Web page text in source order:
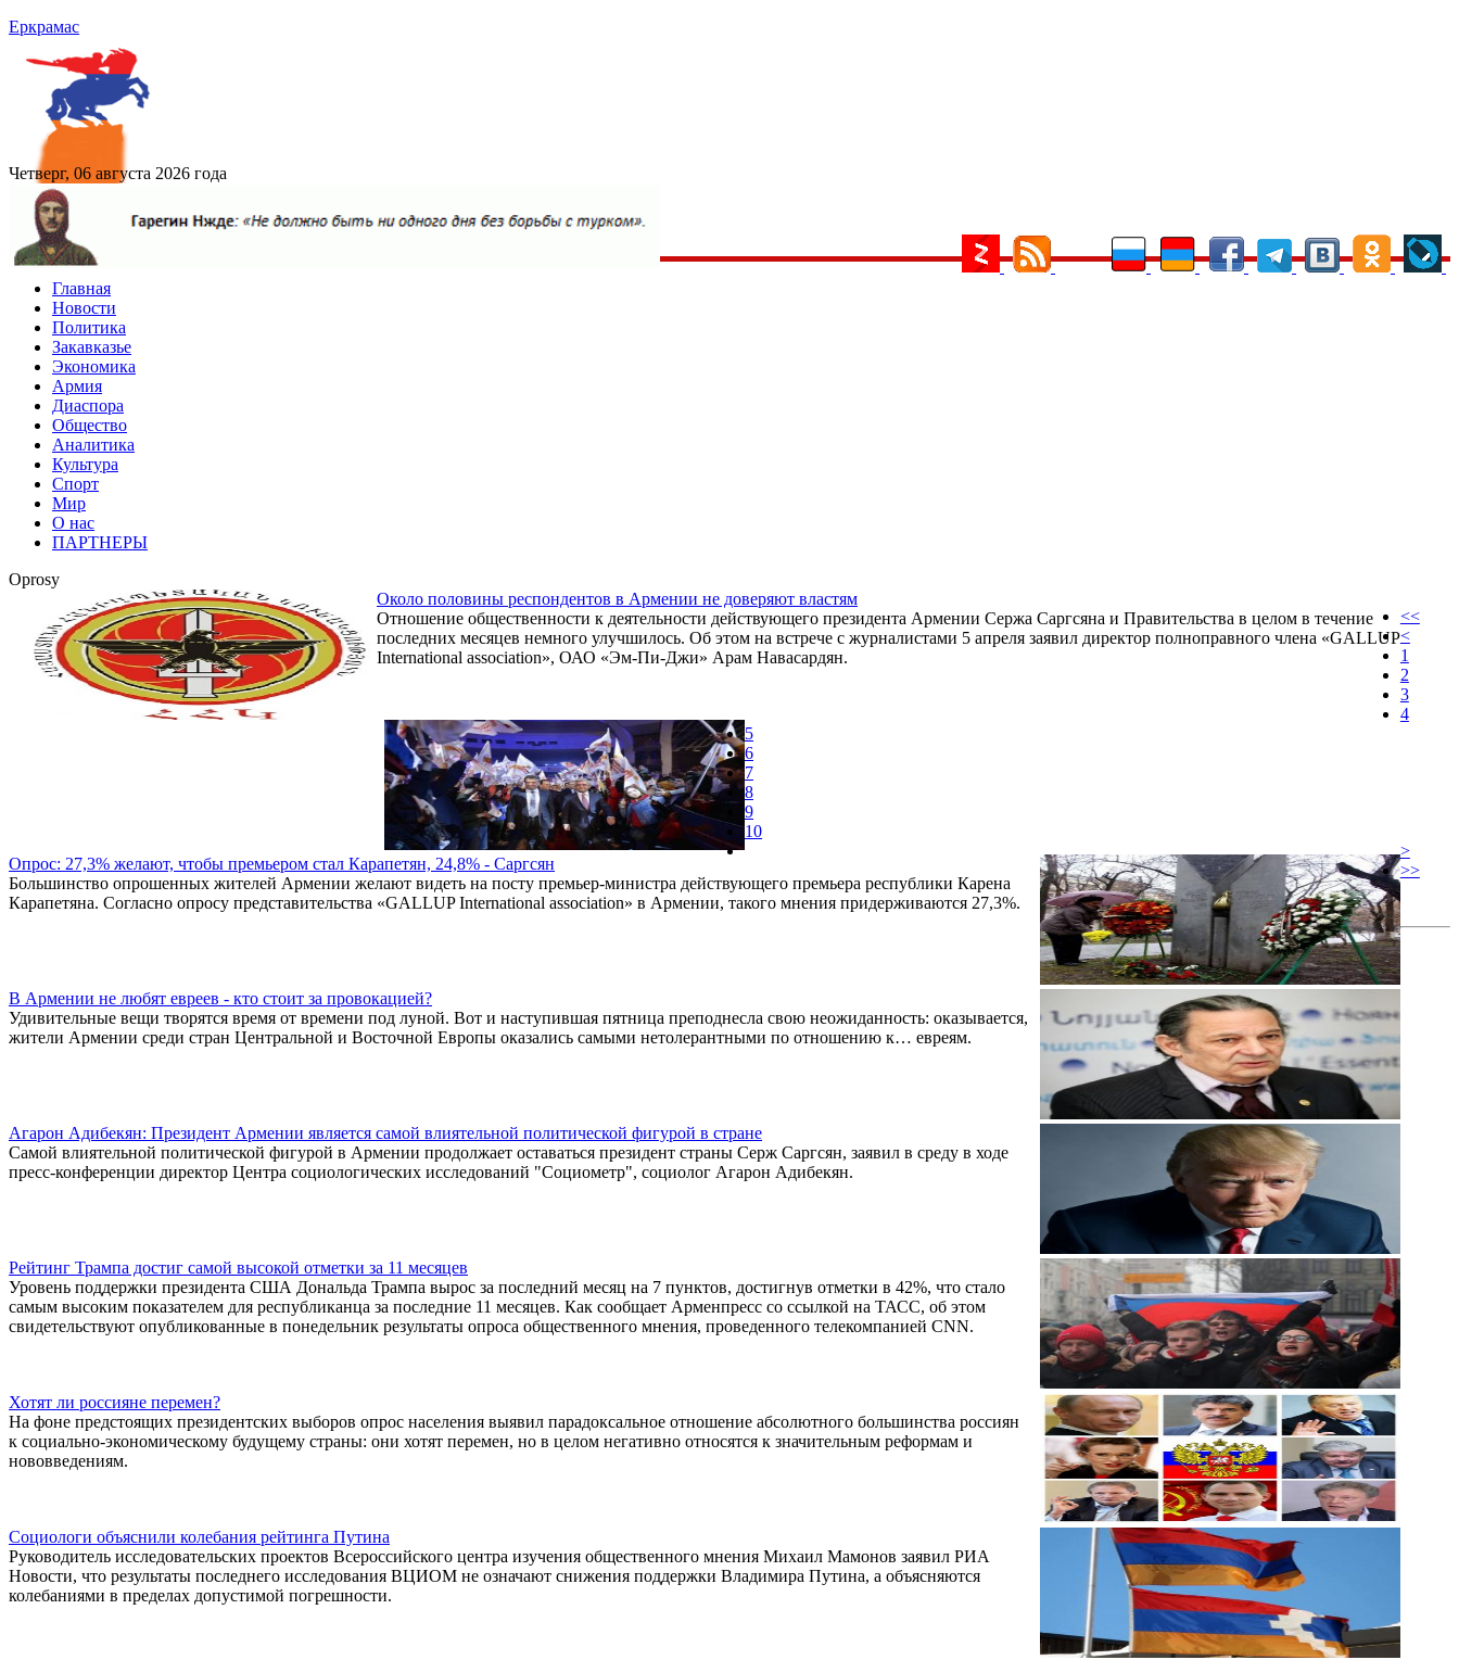
Еркрамас
Четверг, 06 августа 2026 года
Главная
Новости
Политика
Закавказье
Экономика
Армия
Диаспора
Общество
Аналитика
Культура
Спорт
Мир
О нас
ПАРТНЕРЫ
Oprosy
Около половины респондентов в Армении не доверяют властям
Отношение общественности к деятельности действующего президента Армении Сержа Саргсяна и Правительства в целом в течение
последних месяцев немного улучшилось. Об этом на встрече с журналистами 5 апреля заявил директор полноправного члена «GALLUP
International association», ОАО «Эм-Пи-Джи» Арам Навасардян.
Опрос: 27,3% желают, чтобы премьером стал Карапетян, 24,8% - Саргсян
Большинство опрошенных жителей Армении желают видеть на посту премьер-министра действующего премьера республики Карена
Карапетяна. Согласно опросу представительства «GALLUP International association» в Армении, такого мнения придерживаются 27,3%.
В Армении не любят евреев - кто стоит за провокацией?
Удивительные вещи творятся время от времени под луной. Вот и наступившая пятница преподнесла свою неожиданность: оказывается,
жители Армении среди стран Центральной и Восточной Европы оказались самыми нетолерантными по отношению к… евреям.
Агарон Адибекян: Президент Армении является самой влиятельной политической фигурой в стране
Самой влиятельной политической фигурой в Армении продолжает оставаться президент страны Серж Саргсян, заявил в среду в ходе
пресс-конференции директор Центра социологических исследований "Социометр", социолог Агарон Адибекян.
Рейтинг Трампа достиг самой высокой отметки за 11 месяцев
Уровень поддержки президента США Дональда Трампа вырос за последний месяц на 7 пунктов, достигнув отметки в 42%, что стало
самым высоким показателем для республиканца за последние 11 месяцев. Как сообщает Арменпресс со ссылкой на ТАСС, oб этом
свидетельствуют опубликованные в понедельник результаты опроса общественного мнения, проведенного телекомпанией CNN.
Хотят ли россияне перемен?
На фоне предстоящих президентских выборов опрос населения выявил парадоксальное отношение абсолютного большинства россиян
к социально-экономическому будущему страны: они хотят перемен, но в целом негативно относятся к значительным реформам и
нововведениям.
Социологи объяснили колебания рейтинга Путина
Руководитель исследовательских проектов Всероссийского центра изучения общественного мнения Михаил Мамонов заявил РИА
Новости, что результаты последнего исследования ВЦИОМ не означают снижения поддержки Владимира Путина, а объясняются
колебаниями в пределах допустимой погрешности.
<<
<
1
2
3
4
5
6
7
8
9
10
>
>>